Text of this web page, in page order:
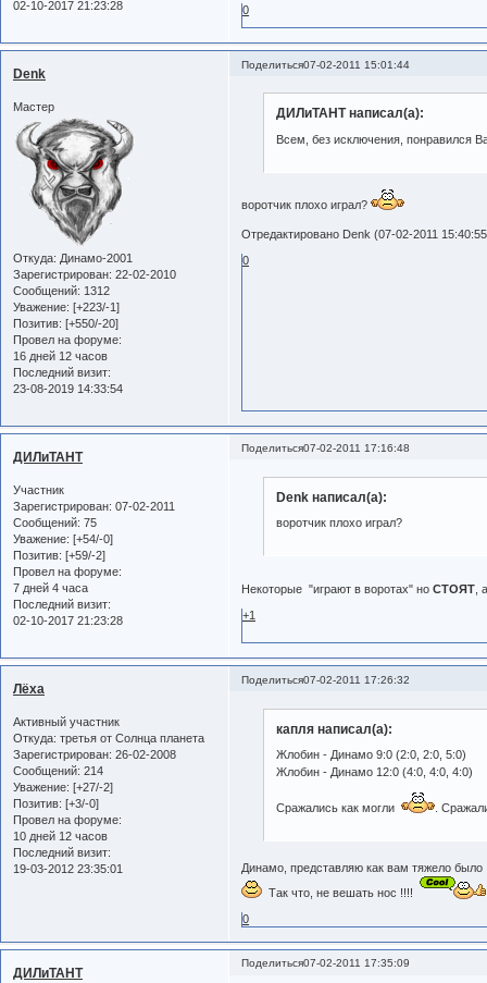
02-10-2017 21:23:28
0
Поделиться07-02-2011 15:01:44
Denk
Мастер
Откуда: Динамо-2001
Зарегистрирован: 22-02-2010
Сообщений: 1312
Уважение: [+223/-1]
Позитив: [+550/-20]
Провел на форуме:
16 дней 12 часов
Последний визит:
23-08-2019 14:33:54
ДИЛиТАНТ написал(а):
Всем, без исключения, понравился
воротчик плохо играл?
Отредактировано Denk (07-02-2011
0
Поделиться07-02-2011 17:16:48
ДИЛиТАНТ
Участник
Зарегистрирован: 07-02-2011
Сообщений: 75
Уважение: [+54/-0]
Позитив: [+59/-2]
Провел на форуме:
7 дней 4 часа
Последний визит:
02-10-2017 21:23:28
Denk написал(а):
воротчик плохо играл?
Некоторые "играют в воротах" ноСТОЯТ,
+1
Поделиться07-02-2011 17:26:32
Лёха
Активный участник
Откуда: третья от Солнца планета
Зарегистрирован: 26-02-2008
Сообщений: 214
Уважение: [+27/-2]
Позитив: [+3/-0]
Провел на форуме:
10 дней 12 часов
Последний визит:
19-03-2012 23:35:01
капля написал(а):
Жлобин - Динамо 9:0 (2:0, 2:0, 5:0)
Жлобин - Динамо 12:0 (4:0, 4:0, 4:0)
Сражались как могли .
Динамо, представляю как вам тяжело было
Так что, не вешать нос !!!!
0
Поделиться07-02-2011 17:35:09
ДИЛиТАНТ